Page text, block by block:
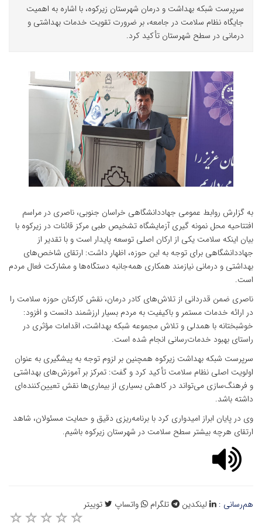
سرپرست شبکه بهداشت و درمان شهرستان زیرکوه، با اشاره به اهمیت
جایگاه نظام سلامت در جامعه، بر ضرورت تقویت خدمات بهداشتی و
درمانی در سطح شهرستان تأکید کرد.
به گزارش روابط عمومی جهاددانشگاهی خراسان جنوبی، ناصری در مراسم
افتتاحیه محل نمونه گیری آزمایشگاه تشخیص طبی مرکز قائنات در زیرکوه با
بیان اینکه سلامت یکی از ارکان اصلی توسعه پایدار است و با تقدیر از
جهاددانشگاهی برای توجه به این حوزه، اظهار داشت: ارتقای شاخص‌های
بهداشتی و درمانی نیازمند همکاری همه‌جانبه دستگاه‌ها و مشارکت فعال مردم
است.
ناصری ضمن قدردانی از تلاش‌های کادر درمان، نقش کارکنان حوزه سلامت را
در ارائه خدمات مستمر و باکیفیت به مردم بسیار ارزشمند دانست و افزود:
خوشبختانه با همدلی و تلاش مجموعه شبکه بهداشت، اقدامات مؤثری در
راستای بهبود خدمات‌رسانی انجام شده است.
سرپرست شبکه بهداشت زیرکوه همچنین بر لزوم توجه به پیشگیری به عنوان
اولویت اصلی نظام سلامت تأکید کرد و گفت: تمرکز بر آموزش‌های بهداشتی
و فرهنگ‌سازی می‌تواند در کاهش بسیاری از بیماری‌ها نقش تعیین‌کننده‌ای
داشته باشد.
وی در پایان ابراز امیدواری کرد با برنامه‌ریزی دقیق و حمایت مسئولان، شاهد
ارتقای هرچه بیشتر سطح سلامت در شهرستان زیرکوه باشیم.
هم‌رسانی : لینکدین تلگرام واتساپ توییتر